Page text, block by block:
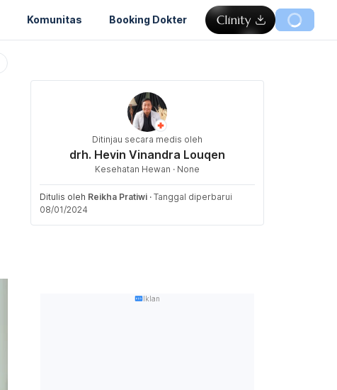
Komunitas Booking Dokter
Ditinjau secara medis oleh
drh. Hevin Vinandra Louqen
Kesehatan Hewan · None
Ditulis oleh Reikha Pratiwi · Tanggal diperbarui
08/01/2024
Iklan